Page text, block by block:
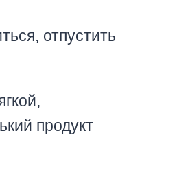
отпустить
продукт